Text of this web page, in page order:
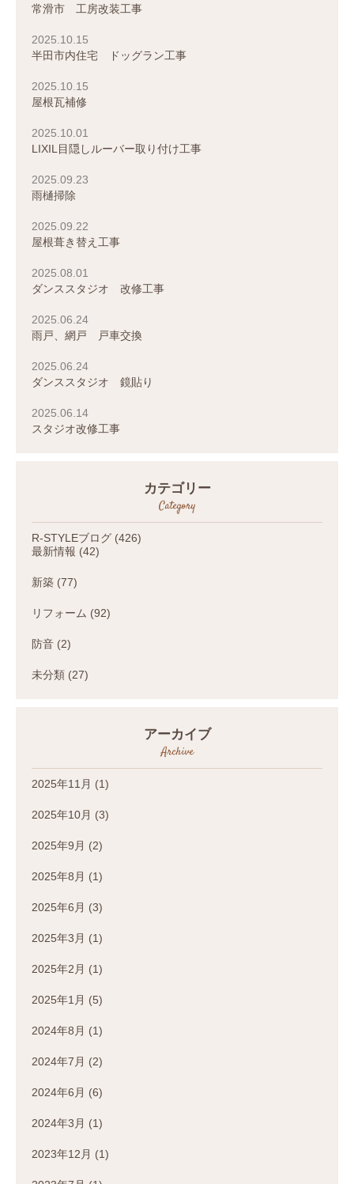
常滑市 工房改装工事
2025.10.15
半田市内住宅 ドッグラン工事
2025.10.15
屋根瓦補修
2025.10.01
LIXIL目隠しルーバー取り付け工事
2025.09.23
雨樋掃除
2025.09.22
屋根葺き替え工事
2025.08.01
ダンススタジオ 改修工事
2025.06.24
雨戸、網戸 戸車交換
2025.06.24
ダンススタジオ 鏡貼り
2025.06.14
スタジオ改修工事
カテゴリー
Category
R-STYLEブログ (426)
最新情報 (42)
新築 (77)
リフォーム (92)
防音 (2)
未分類 (27)
アーカイブ
Archive
2025年11月 (1)
2025年10月 (3)
2025年9月 (2)
2025年8月 (1)
2025年6月 (3)
2025年3月 (1)
2025年2月 (1)
2025年1月 (5)
2024年8月 (1)
2024年7月 (2)
2024年6月 (6)
2024年3月 (1)
2023年12月 (1)